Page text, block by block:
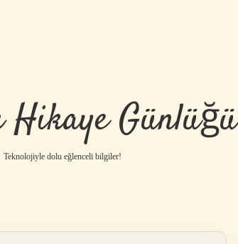
Hikaye Günlüğü
Teknolojiyle dolu eğlenceli bilgiler!